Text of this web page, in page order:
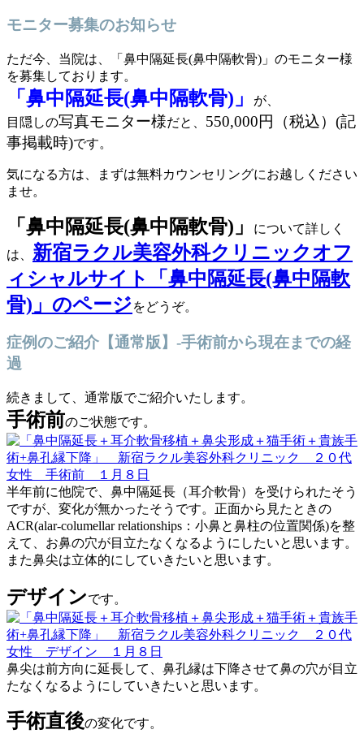
モニター募集のお知らせ
ただ今、当院は、「鼻中隔延長(鼻中隔軟骨)」のモニター様
を募集しております。
「鼻中隔延長(鼻中隔軟骨)」
が、
目隠しの写真モニター様だと、 550,000円（税込）(記
事掲載時)です。
気になる方は、まずは無料カウンセリングにお越しください
ませ。
「鼻中隔延長(鼻中隔軟骨)」
について詳しく
は、 新宿ラクル美容外科クリニックオフ
ィシャルサイト「鼻中隔延長(鼻中隔軟
骨)」のページをどうぞ。
症例のご紹介【通常版】-手術前から現在までの経
過
続きまして、通常版でご紹介いたします。
手術前のご状態です。
半年前に他院で、鼻中隔延長（耳介軟骨）を受けられたそう
ですが、変化が無かったそうです。正面から見たときの
ACR(alar-columellar relationships：小鼻と鼻柱の位置関係)を整
えて、お鼻の穴が目立たなくなるようにしたいと思います。
また鼻尖は立体的にしていきたいと思います。
デザインです。
鼻尖は前方向に延長して、鼻孔縁は下降させて鼻の穴が目立
たなくなるようにしていきたいと思います。
手術直後の変化です。